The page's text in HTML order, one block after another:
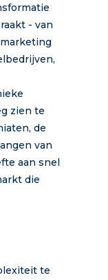
- van
zien te
de
van
aan snel
die
te